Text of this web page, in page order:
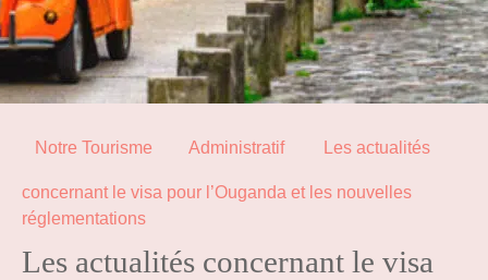
Notre Tourisme Administratif Les actualités
concernant le visa pour l’Ouganda et les nouvelles
réglementations
Les actualités concernant le visa